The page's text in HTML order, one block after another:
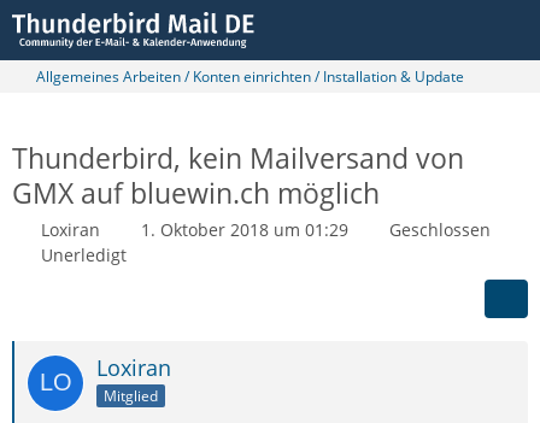
Allgemeines Arbeiten / Konten einrichten / Installation & Update
Thunderbird, kein Mailversand von
GMX auf bluewin.ch möglich
Loxiran 1. Oktober 2018 um 01:29
Geschlossen
Unerledigt
Loxiran
Mitglied